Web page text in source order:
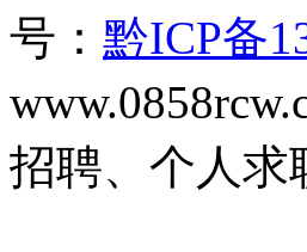
号： 黔ICP备
招聘、个人求